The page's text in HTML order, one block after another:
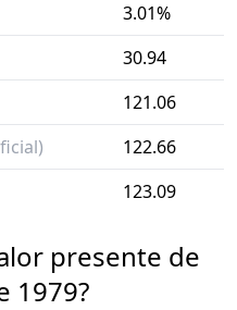
3.01%
30.94
121.06
122.66
123.09
presente de
1979?